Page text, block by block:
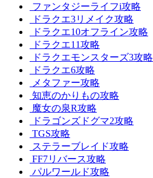
ファンタジーライフi攻略
ドラクエ3リメイク攻略
ドラクエ10オフライン攻略
ドラクエ11攻略
ドラクエモンスターズ3攻略
ドラクエ6攻略
メタファー攻略
知恵のかりもの攻略
魔女の泉R攻略
ドラゴンズドグマ2攻略
TGS攻略
ステラーブレイド攻略
FF7リバース攻略
パルワールド攻略